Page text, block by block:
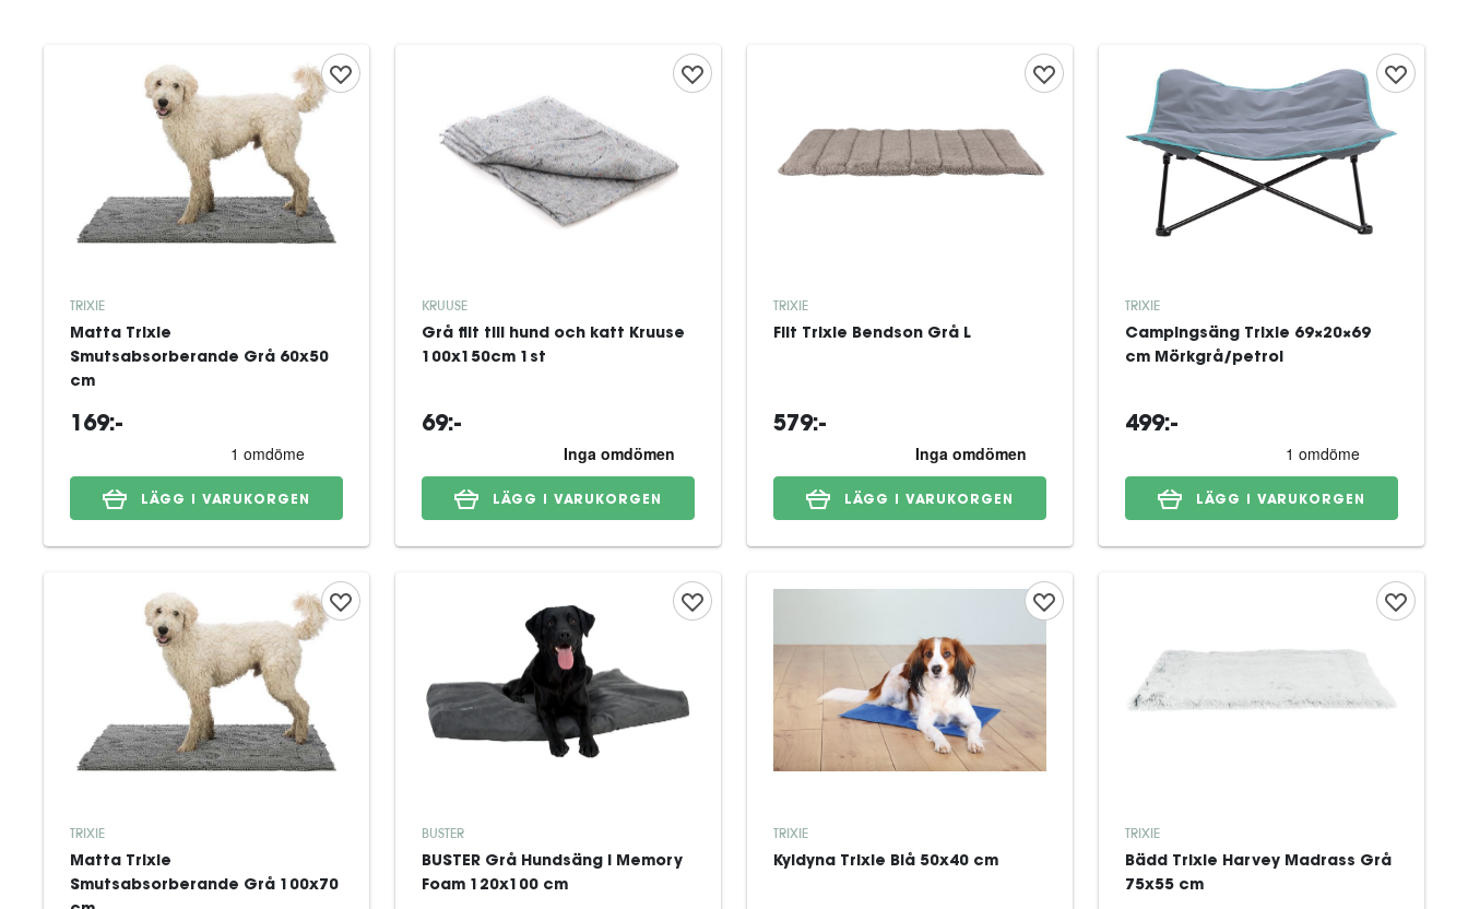
TRIXIE
Matta Trixie
Smutsabsorberande Grå 60x50
cm
169:-
LÄGG I VARUKORGEN
KRUUSE
Grå filt till hund och katt Kruuse
100x150cm 1st
69:-
LÄGG I VARUKORGEN
TRIXIE
Filt Trixie Bendson Grå L
579:-
LÄGG I VARUKORGEN
TRIXIE
Campingsäng Trixie 69×20×69
cm Mörkgrå/petrol
499:-
LÄGG I VARUKORGEN
TRIXIE
Matta Trixie
Smutsabsorberande Grå 100x70
BUSTER
BUSTER Grå Hundsäng i Memory
Foam 120x100 cm
TRIXIE
Kyldyna Trixie Blå 50x40 cm
TRIXIE
Bädd Trixie Harvey Madrass Grå
75x55 cm